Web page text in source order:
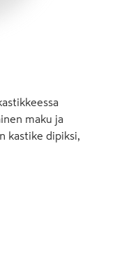
maku ja
kastike dipiksi,